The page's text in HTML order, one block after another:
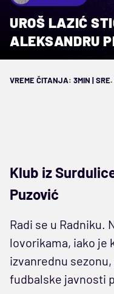
UROŠ LAZIĆ
ALEKSANDRU
VREME ČITANJA: 3MIN |
Klub iz
Puzović
Radi se u Radniku.
lovorikama, iako je
izvanrednu
fudbalske javnosti